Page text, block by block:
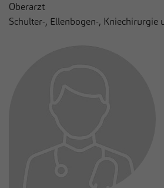
Oberarzt
Schulter-, Ellenbogen-, Kniechirurgie